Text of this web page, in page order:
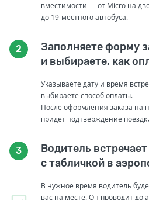
вместимости — от Micro на
до 19-местного автобуса.
2
Заполняете форму
и выбираете, как
Указываете дату и время
выбираете способ оплаты.
После оформления заказа на
придет подтверждение
3
Водитель
с табличкой в
В нужное время водитель
вас на месте. Он проводит до